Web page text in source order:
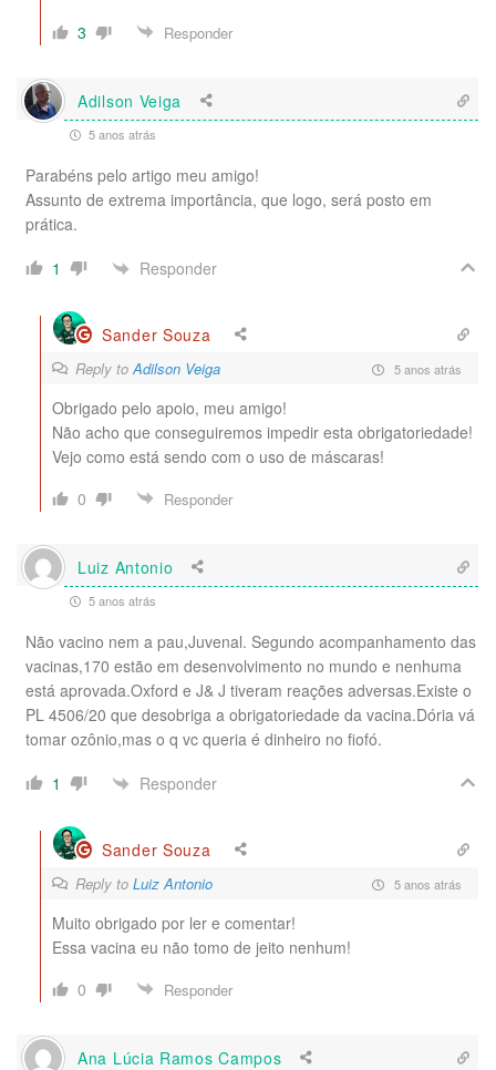
3
Responder
Adilson Veiga
5 anos atrás
Parabéns pelo artigo meu amigo!
Assunto de extrema importância, que logo, será posto em
prática.
1
Responder
Sander Souza
Reply toAdilson Veiga 5 anos atrás
Obrigado pelo apoio, meu amigo!
Não acho que conseguiremos impedir esta obrigatoriedade!
Vejo como está sendo com o uso de máscaras!
0
Responder
Luiz Antonio
5 anos atrás
Não vacino nem a pau,Juvenal. Segundo acompanhamento das
vacinas,170 estão em desenvolvimento no mundo e nenhuma
está aprovada.Oxford e J& J tiveram reações adversas.Existe o
PL 4506/20 que desobriga a obrigatoriedade da vacina.Dória vá
tomar ozônio,mas o q vc queria é dinheiro no fiofó.
1
Responder
Sander Souza
Reply to Luiz Antonio 5 anos atrás
Muito obrigado por ler e comentar!
Essa vacina eu não tomo de jeito nenhum!
0
Responder
Ana Lúcia Ramos Campos